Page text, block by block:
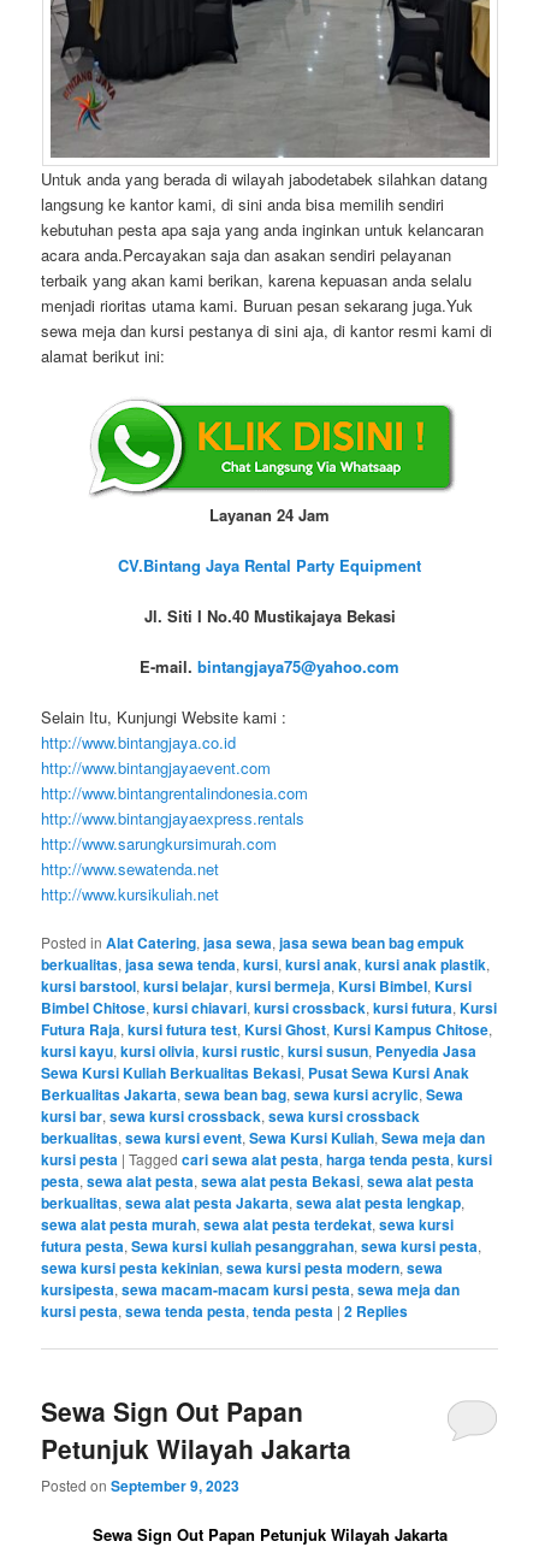
Untuk anda yang berada di wilayah jabodetabek silahkan datang
langsung ke kantor kami, di sini anda bisa memilih sendiri
kebutuhan pesta apa saja yang anda inginkan untuk kelancaran
acara anda.Percayakan saja dan asakan sendiri pelayanan
terbaik yang akan kami berikan, karena kepuasan anda selalu
menjadi rioritas utama kami. Buruan pesan sekarang juga.Yuk
sewa meja dan kursi pestanya di sini aja, di kantor resmi kami di
alamat berikut ini:
Layanan 24 Jam
CV.Bintang Jaya Rental Party Equipment
Jl. Siti I No.40 Mustikajaya Bekasi
E-mail. bintangjaya75@yahoo.com
Selain Itu, Kunjungi Website kami :
http://www.bintangjaya.co.id
http://www.bintangjayaevent.com
http://www.bintangrentalindonesia.com
http://www.bintangjayaexpress.rentals
http://www.sarungkursimurah.com
http://www.sewatenda.net
http://www.kursikuliah.net
Posted in Alat Catering,jasa sewa,jasa sewa bean bag empuk
berkualitas,jasa sewa tenda,kursi,kursi anak,kursi anak plastik,
kursi barstool,kursi belajar,kursi bermeja,Kursi Bimbel,Kursi
Bimbel Chitose,kursi chiavari,kursi crossback,kursi futura,Kursi
Futura Raja,kursi futura test,Kursi Ghost,Kursi Kampus Chitose,
kursi kayu,kursi olivia,kursi rustic,kursi susun, Penyedia Jasa
Sewa Kursi Kuliah Berkualitas Bekasi, Pusat Sewa Kursi Anak
Berkualitas Jakarta,sewa bean bag,sewa kursi acrylic,Sewa
kursi bar,sewa kursi crossback,sewa kursi crossback
berkualitas,sewa kursi event,Sewa Kursi Kuliah,Sewa meja dan
kursi pesta |Tagged cari sewa alat pesta,harga tenda pesta,kursi
pesta,sewa alat pesta,sewa alat pesta Bekasi,sewa alat pesta
berkualitas,sewa alat pesta Jakarta,sewa alat pesta lengkap,
sewa alat pesta murah,sewa alat pesta terdekat,sewa kursi
futura pesta,Sewa kursi kuliah pesanggrahan,sewa kursi pesta,
sewa kursi pesta kekinian,sewa kursi pesta modern,sewa
kursipesta,sewa macam-macam kursi pesta,sewa meja dan
kursi pesta,sewa tenda pesta,tenda pesta |2 Replies
Sewa Sign Out Papan
Petunjuk Wilayah Jakarta
Posted onSeptember 9, 2023
Sewa Sign Out Papan Petunjuk Wilayah Jakarta